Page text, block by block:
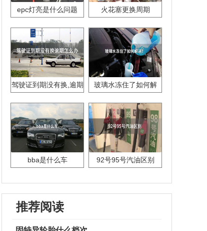
epc灯亮是什么问题 火花塞更换周期
驾驶证到期没有换,逾期
玻璃水冻住了如何解
bba是什么车 92号95号汽油区别
推荐阅读